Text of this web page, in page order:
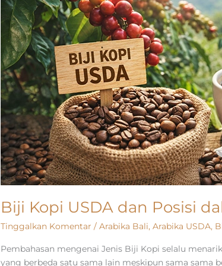
Biji Kopi USDA dan Posisi
Tinggalkan Komentar /Arabika Bali,Arabika USDA,
Pembahasan mengenai Jenis Biji Kopi selalu
yang berbeda satu sama lain meskipun sama sama